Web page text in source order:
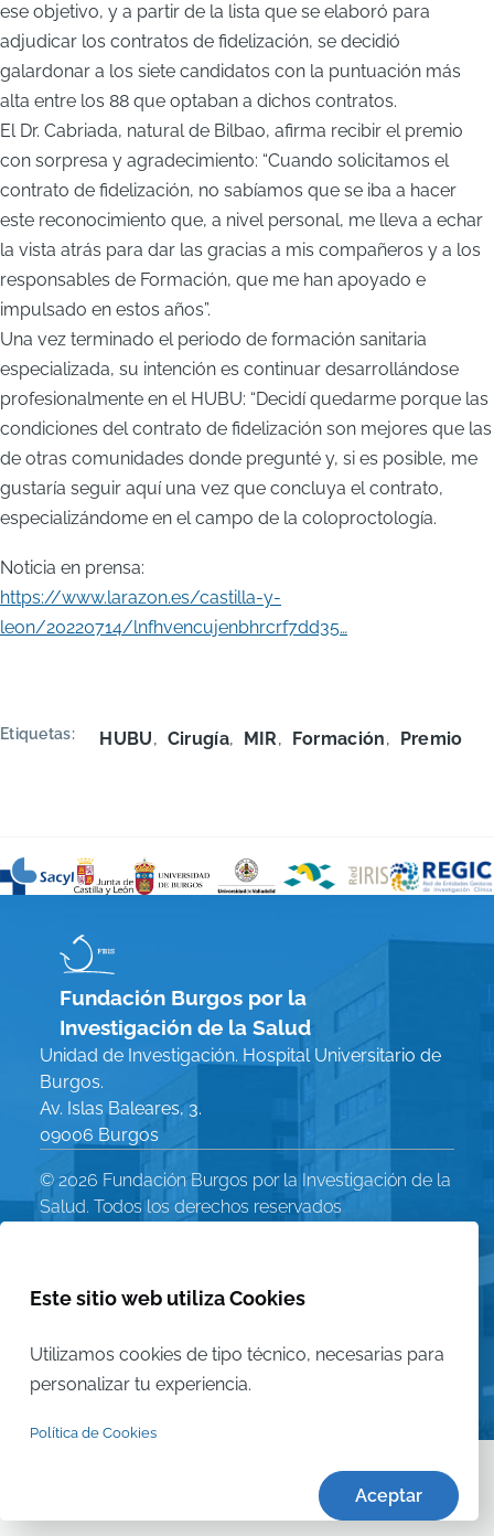
ese objetivo, y a partir de la lista que se elaboró para
adjudicar los contratos de fidelización, se decidió
galardonar a los siete candidatos con la puntuación más
alta entre los 88 que optaban a dichos contratos.
El Dr. Cabriada, natural de Bilbao, afirma recibir el premio
con sorpresa y agradecimiento: “Cuando solicitamos el
contrato de fidelización, no sabíamos que se iba a hacer
este reconocimiento que, a nivel personal, me lleva a echar
la vista atrás para dar las gracias a mis compañeros y a los
responsables de Formación, que me han apoyado e
impulsado en estos años”.
Una vez terminado el periodo de formación sanitaria
especializada, su intención es continuar desarrollándose
profesionalmente en el HUBU: “Decidí quedarme porque las
condiciones del contrato de fidelización son mejores que las
de otras comunidades donde pregunté y, si es posible, me
gustaría seguir aquí una vez que concluya el contrato,
especializándome en el campo de la coloproctología.
Noticia en prensa:
https://www.larazon.es/castilla-y-
leon/20220714/lnfhvencujenbhrcrf7dd35…
Etiquetas HUBU Cirugía MIR Formación Premio
Fundación Burgos por la
Investigación de la Salud
Unidad de Investigación. Hospital Universitario de
Burgos.
Av. Islas Baleares, 3.
09006 Burgos
© 2026 Fundación Burgos por la Investigación de la
Salud. Todos los derechos reservados
Menú
Legal
Mapa del sitio
Este sitio web utiliza Cookies
Utilizamos cookies de tipo técnico, necesarias para
personalizar tu experiencia.
Política de Cookies
Aceptar